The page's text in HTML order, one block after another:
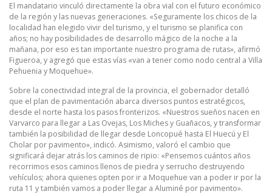
El mandatario vinculó directamente la obra vial con el futuro económico
de la región y las nuevas generaciones. «Seguramente los chicos de la
localidad han elegido vivir del turismo, y el turismo se planifica con
años; no hay posibilidades de desarrollo mágico de la noche a la
mañana, por eso es tan importante nuestro programa de rutas», afirmó
Figueroa, y agregó que estas vías «van a tener como nodo central a Villa
Pehuenia y Moquehue».
Sobre la conectividad integral de la provincia, el gobernador detalló
que el plan de pavimentación abarca diversos puntos estratégicos,
desde el norte hasta los pasos fronterizos. «Nuestros sueños nacen en
Varvarco para llegar a Las Ovejas, Los Miches y Guañacos, y transformar
también la posibilidad de llegar desde Loncopué hasta El Huecú y El
Cholar por pavimento», indicó. Asimismo, valoró el cambio que
significará dejar atrás los caminos de ripio: «Pensemos cuántos años
recorrimos esos caminos llenos de piedra y serrucho destruyendo
vehículos; ahora quienes opten por ir a Moquehue van a poder ir por la
ruta 11 y también vamos a poder llegar a Aluminé por pavimento».